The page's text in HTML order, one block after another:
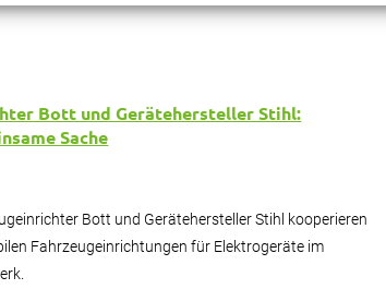
Bott und Gerätehersteller Stihl:
Sache
Bott und Gerätehersteller Stihl kooperieren
Fahrzeugeinrichtungen für Elektrogeräte im